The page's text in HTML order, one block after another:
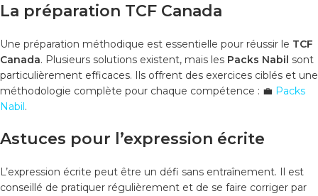
La préparation TCF Canada
Une préparation méthodique est essentielle pour réussir le TCF
Canada. Plusieurs solutions existent, mais les Packs Nabil sont
particulièrement efficaces. Ils offrent des exercices ciblés et une
méthodologie complète pour chaque compétence : 💼 Packs
Nabil .
Astuces pour l’expression écrite
L’expression écrite peut être un défi sans entraînement. Il est
conseillé de pratiquer régulièrement et de se faire corriger par